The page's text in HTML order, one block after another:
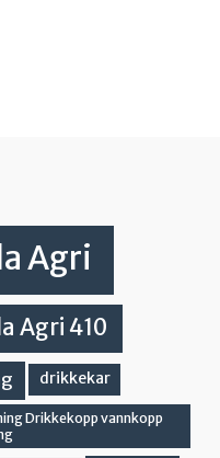
Agri
Agri 410
drikkekar
Drikkekopp vannkopp